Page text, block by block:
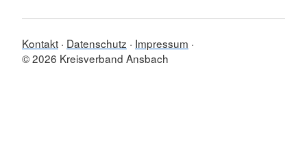
Kontakt Datenschutz
Impressum
© 2026 Kreisverband Ansbach